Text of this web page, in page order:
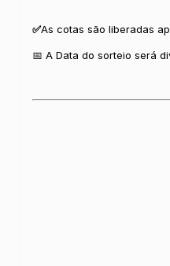
✅As cotas são liberadas
📅 A Data do sorteio será